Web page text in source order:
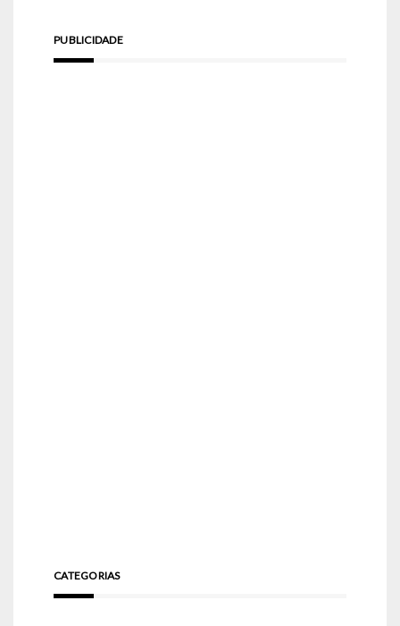
PUBLICIDADE
CATEGORIAS